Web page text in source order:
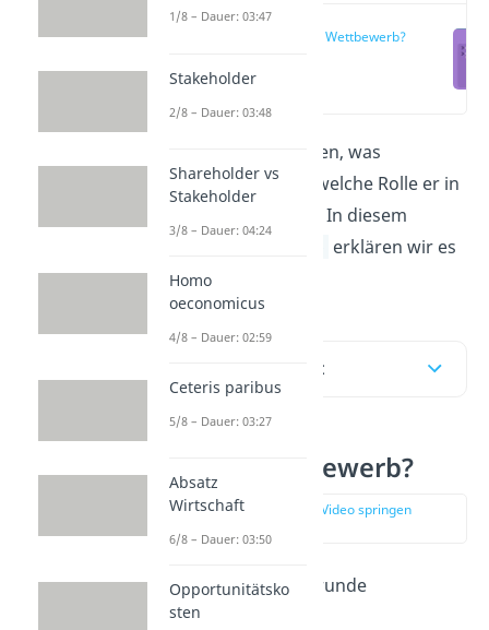
Was ist Wettbewerb?
Du möchtest verstehen, was
Wettbewerbist und welche Rolle er in
der Wirtschaft spielt? In diesem
erklären wir es
dir!
Inhaltsübersicht
Was ist Wettbewerb?
zur Stelle im Video springen
Wettbewerbist im Grunde
genommen ein
1/8 – Dauer: 03:47
Stakeholder
2/8 – Dauer: 03:48
Shareholder vs
Stakeholder
3/8 – Dauer: 04:24
Homo
oeconomicus
4/8 – Dauer: 02:59
Ceteris paribus
5/8 – Dauer: 03:27
Absatz
Wirtschaft
6/8 – Dauer: 03:50
Opportunitätsko
sten